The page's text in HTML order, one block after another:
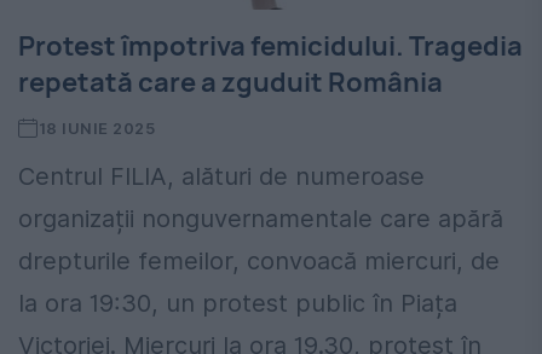
Protest împotriva femicidului. Tragedia
repetată care a zguduit România
18 IUNIE 2025
Centrul FILIA, alături de numeroase
organizații nonguvernamentale care apără
drepturile femeilor, convoacă miercuri, de
la ora 19:30, un protest public în Piața
Victoriei. Miercuri la ora 19.30, protest în